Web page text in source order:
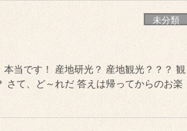
未分類
当です！ 産地研光？ 産地観光？？？ 観
て、ど～れだ 答えは帰ってからのお楽